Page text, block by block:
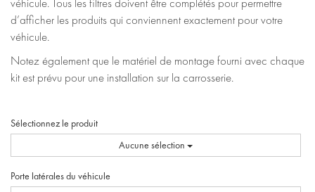
véhicule. Tous les filtres doivent être complétés pour permettre
d’afficher les produits qui conviennent exactement pour votre
véhicule.
Notez également que le matériel de montage fourni avec chaque
kit est prévu pour une installation sur la carrosserie.
Sélectionnez le produit
Aucune sélection
Porte latérales du véhicule